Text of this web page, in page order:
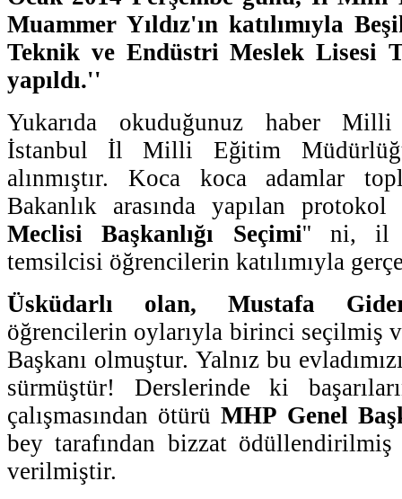
Muammer Yıldız'ın katılımıyla
Teknik ve Endüstri Meslek Lisesi
yapıldı.''
Yukarıda okuduğunuz haber
İstanbul İl Milli Eğitim
alınmıştır. Koca koca adamlar
Bakanlık arasında yapılan
Meclisi Başkanlığı Seçimi'' ni, il
temsilcisi öğrencilerin katılımıyla
Üsküdarlı olan, Mustafa
öğrencilerin oylarıyla birinci seçilmiş
Başkanı olmuştur. Yalnız bu
sürmüştür! Derslerinde ki
çalışmasından ötürüMHP Genel
bey tarafından bizzat
verilmiştir.